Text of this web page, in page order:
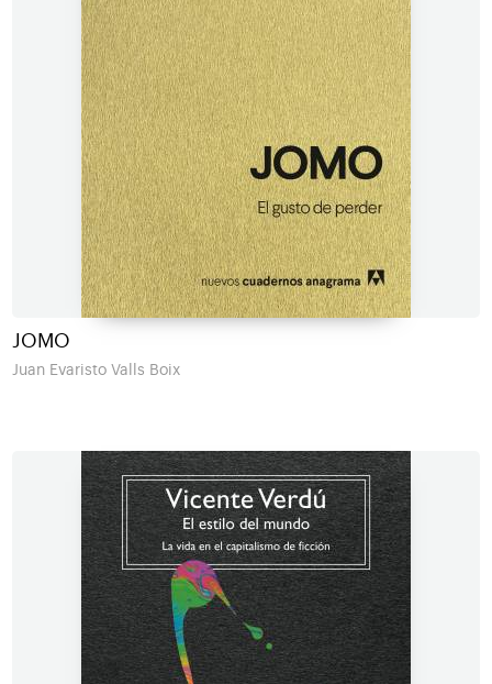
JOMO
Juan Evaristo Valls Boix